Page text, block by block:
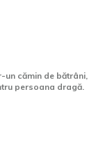
cămin de bătrâni,
persoana dragă.